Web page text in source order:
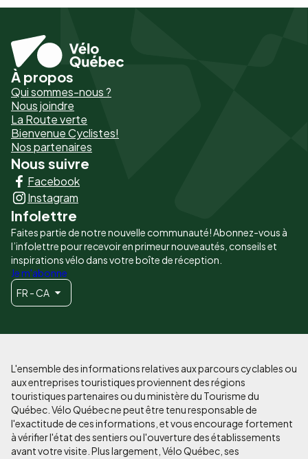
Pied
de
page
-
Liens
principaux
À propos
Qui sommes-nous ?
Nous joindre
La Route verte
Bienvenue Cyclistes!
Nos partenaires
Nous suivre
Facebook
Instagram
Infolettre
Faites partie de notre nouvelle communauté! Abonnez-vous à
l’infolettre pour recevoir en primeur nouveautés, conseils et
inspirations vélo dans votre boîte de réception.
Je m'abonne
FR - CA
L'ensemble des informations relatives aux parcours cyclables ou
aux entreprises touristiques proviennent des régions
touristiques partenaires ou du ministère du Tourisme du
Québec. Vélo Québec ne peut être tenu responsable de
l'exactitude de ces informations, et vous encourage fortement
à vérifier l'état des sentiers ou l'ouverture des établissements
avant votre visite. Plus largement, Vélo Québec, ses